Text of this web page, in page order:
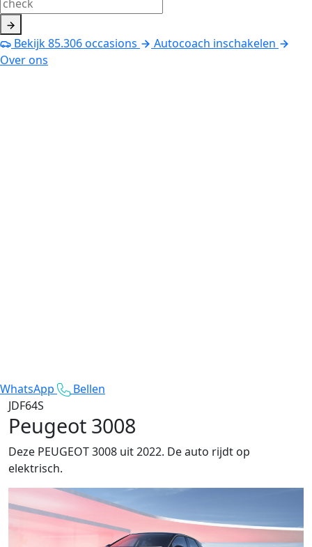
Bekijk85.306occasions
Autocoach inschakelen
Over ons
WhatsApp
Bellen
JDF64S
Peugeot 3008
Deze PEUGEOT 3008 uit 2022. De auto rijdt op
elektrisch.